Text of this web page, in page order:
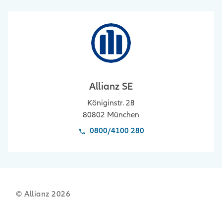
Allianz SE
Königinstr. 28
80802 München
0800/4100 280
© Allianz 2026